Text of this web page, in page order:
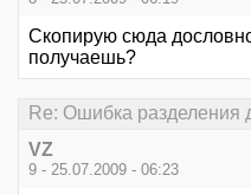
Скопирую сюда
получаешь?
Re: Ошибка разделения
VZ
9 - 25.07.2009 - 06:23